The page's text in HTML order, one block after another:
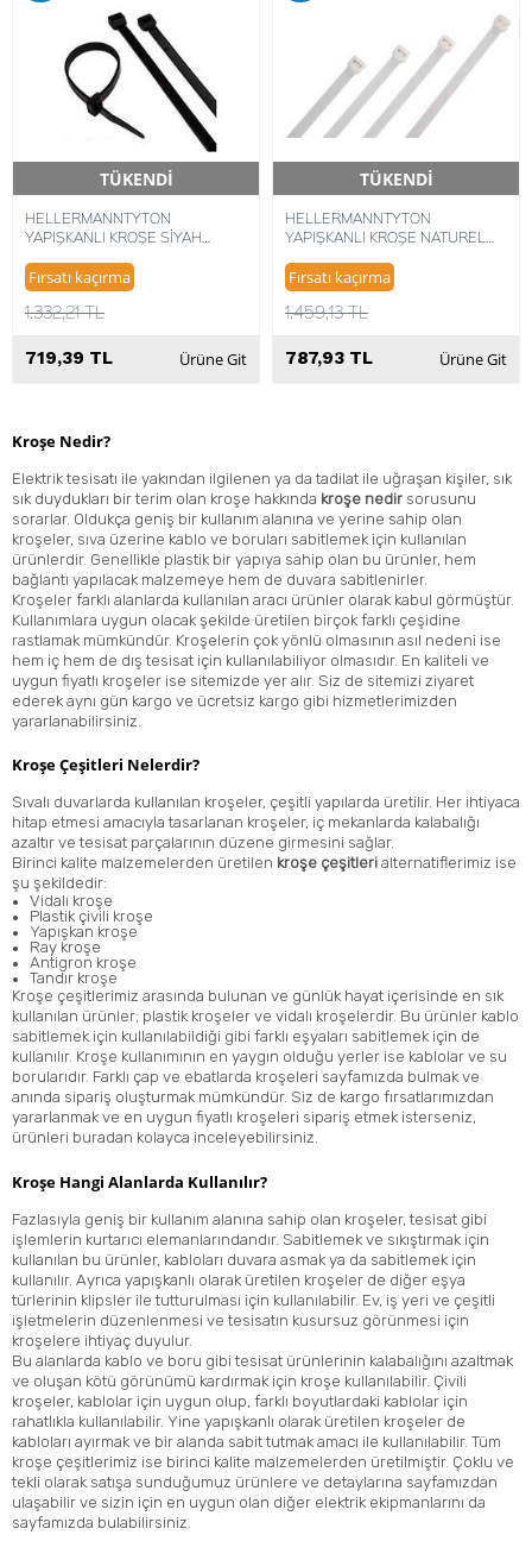
TÜKENDİ
Hızlı Teslimat
HELLERMANNTYTON
YAPIŞKANLI KROŞE SİYAH
(100 ADET)
Fırsatı kaçırma
1.332,21 TL
719,39 TL Ürüne Git
TÜKENDİ
Hızlı Teslimat
HELLERMANNTYTON
YAPIŞKANLI KROŞE NATUREL
5022660327988
Fırsatı kaçırma
1.459,13 TL
787,93 TL Ürüne Git
Kroşe Nedir?
Elektrik tesisatı ile yakından ilgilenen ya da tadilat ile uğraşan kişiler, sık
sık duydukları bir terim olan kroşe hakkında kroşe nedir sorusunu
sorarlar. Oldukça geniş bir kullanım alanına ve yerine sahip olan
kroşeler, sıva üzerine kablo ve boruları sabitlemek için kullanılan
ürünlerdir. Genellikle plastik bir yapıya sahip olan bu ürünler, hem
bağlantı yapılacak malzemeye hem de duvara sabitlenirler.
Kroşeler farklı alanlarda kullanılan aracı ürünler olarak kabul görmüştür.
Kullanımlara uygun olacak şekilde üretilen birçok farklı çeşidine
rastlamak mümkündür. Kroşelerin çok yönlü olmasının asıl nedeni ise
hem iç hem de dış tesisat için kullanılabiliyor olmasıdır. En kaliteli ve
uygun fiyatlı kroşeler ise sitemizde yer alır. Siz de sitemizi ziyaret
ederek aynı gün kargo ve ücretsiz kargo gibi hizmetlerimizden
yararlanabilirsiniz.
Kroşe Çeşitleri Nelerdir?
Sıvalı duvarlarda kullanılan kroşeler, çeşitli yapılarda üretilir. Her ihtiyaca
hitap etmesi amacıyla tasarlanan kroşeler, iç mekanlarda kalabalığı
azaltır ve tesisat parçalarının düzene girmesini sağlar.
Birinci kalite malzemelerden üretilen kroşe çeşitleri alternatiflerimiz ise
şu şekildedir:
Vidalı kroşe
Plastik çivili kroşe
Yapışkan kroşe
Ray kroşe
Antigron kroşe
Tandır kroşe
Kroşe çeşitlerimiz arasında bulunan ve günlük hayat içerisinde en sık
kullanılan ürünler; plastik kroşeler ve vidalı kroşelerdir. Bu ürünler kablo
sabitlemek için kullanılabildiği gibi farklı eşyaları sabitlemek için de
kullanılır. Kroşe kullanımının en yaygın olduğu yerler ise kablolar ve su
borularıdır. Farklı çap ve ebatlarda kroşeleri sayfamızda bulmak ve
anında sipariş oluşturmak mümkündür. Siz de kargo fırsatlarımızdan
yararlanmak ve en uygun fiyatlı kroşeleri sipariş etmek isterseniz,
ürünleri buradan kolayca inceleyebilirsiniz.
Kroşe Hangi Alanlarda Kullanılır?
Fazlasıyla geniş bir kullanım alanına sahip olan kroşeler, tesisat gibi
işlemlerin kurtarıcı elemanlarındandır. Sabitlemek ve sıkıştırmak için
kullanılan bu ürünler, kabloları duvara asmak ya da sabitlemek için
kullanılır. Ayrıca yapışkanlı olarak üretilen kroşeler de diğer eşya
türlerinin klipsler ile tutturulması için kullanılabilir. Ev, iş yeri ve çeşitli
işletmelerin düzenlenmesi ve tesisatın kusursuz görünmesi için
kroşelere ihtiyaç duyulur.
Bu alanlarda kablo ve boru gibi tesisat ürünlerinin kalabalığını azaltmak
ve oluşan kötü görünümü kardırmak için kroşe kullanılabilir. Çivili
kroşeler, kablolar için uygun olup, farklı boyutlardaki kablolar için
rahatlıkla kullanılabilir. Yine yapışkanlı olarak üretilen kroşeler de
kabloları ayırmak ve bir alanda sabit tutmak amacı ile kullanılabilir. Tüm
kroşe çeşitlerimiz ise birinci kalite malzemelerden üretilmiştir. Çoklu ve
tekli olarak satışa sunduğumuz ürünlere ve detaylarına sayfamızdan
ulaşabilir ve sizin için en uygun olan diğer elektrik ekipmanlarını da
sayfamızda bulabilirsiniz.